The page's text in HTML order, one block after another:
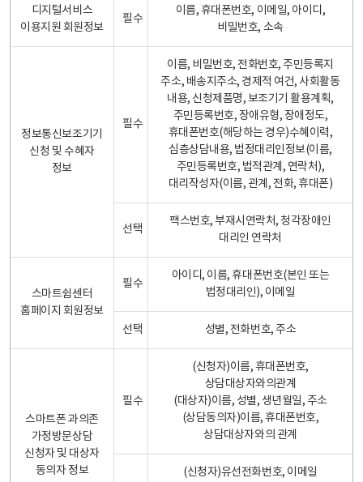
디지털서비스
이용지원 회원정보
필수
이름, 휴대폰번호, 이메일, 아이디,
비밀번호, 소속
정보통신보조기기
신청 및 수혜자
정보
필수
이름, 비밀번호, 전화번호, 주민등록지
주소, 배송지주소, 경제적 여건, 사회활동
내용, 신청제품명, 보조기기 활용계획,
주민등록번호, 장애유형, 장애정도,
휴대폰번호(해당하는 경우)수혜이력,
심층상담내용, 법정대리인정보(이름,
주민등록번호, 법적관계, 연락처),
대리작성자(이름, 관계, 전화, 휴대폰)
선택
팩스번호, 부재시연락처, 청각장애인
대리인 연락처
스마트쉼센터
홈페이지 회원정보
필수
아이디, 이름, 휴대폰번호(본인 또는
법정대리인), 이메일
선택 성별, 전화번호, 주소
스마트폰 과의존
가정방문상담
신청자 및 대상자
동의자 정보
필수
(신청자)이름, 휴대폰번호,
상담대상자와의관계
(대상자)이름, 성별, 생년월일, 주소
(상담동의자)이름, 휴대폰번호,
상담대상자와의 관계
(신청자)유선전화번호, 이메일